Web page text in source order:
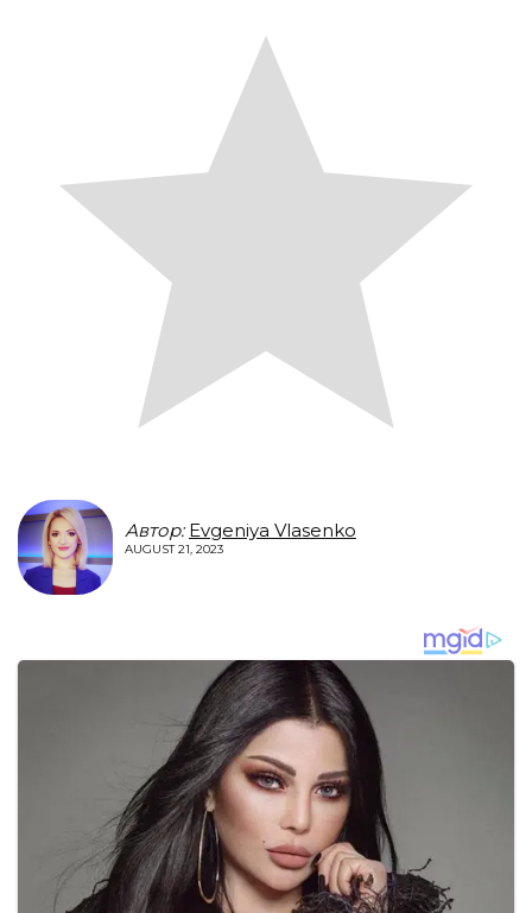
Автор: Evgeniya Vlasenko
AUGUST 21, 2023